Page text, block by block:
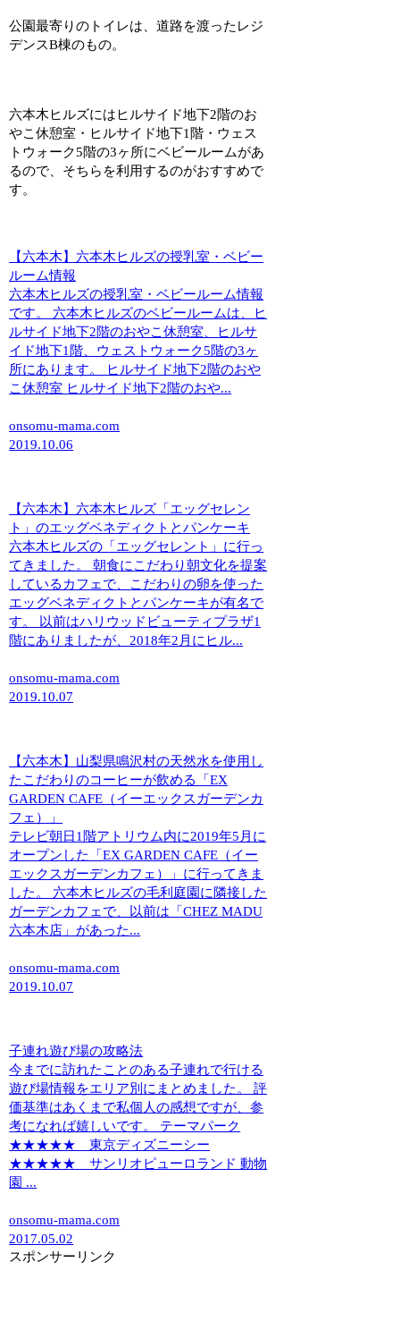
公園最寄りのトイレは、道路を渡ったレジ
デンスB棟のもの。
六本木ヒルズにはヒルサイド地下2階のお
やこ休憩室・ヒルサイド地下1階・ウェス
トウォーク5階の3ヶ所にベビールームがあ
るので、そちらを利用するのがおすすめで
す。
【六本木】六本木ヒルズの授乳室・ベビー
ルーム情報
六本木ヒルズの授乳室・ベビールーム情報
です。 六本木ヒルズのベビールームは、ヒ
ルサイド地下2階のおやこ休憩室、ヒルサ
イド地下1階、ウェストウォーク5階の3ヶ
所にあります。 ヒルサイド地下2階のおや
こ休憩室 ヒルサイド地下2階のおや...
onsomu-mama.com
2019.10.06
【六本木】六本木ヒルズ「エッグセレン
ト」のエッグベネディクトとパンケーキ
六本木ヒルズの「エッグセレント」に行っ
てきました。 朝食にこだわり朝文化を提案
しているカフェで、こだわりの卵を使った
エッグベネディクトとパンケーキが有名で
す。 以前はハリウッドビューティプラザ1
階にありましたが、2018年2月にヒル...
onsomu-mama.com
2019.10.07
【六本木】山梨県鳴沢村の天然水を使用し
たこだわりのコーヒーが飲める「EX
GARDEN CAFE（イーエックスガーデンカ
フェ）」
テレビ朝日1階アトリウム内に2019年5月に
オープンした「EX GARDEN CAFE（イー
エックスガーデンカフェ）」に行ってきま
した。 六本木ヒルズの毛利庭園に隣接した
ガーデンカフェで、以前は「CHEZ MADU
六本木店」があった...
onsomu-mama.com
2019.10.07
子連れ遊び場の攻略法
今までに訪れたことのある子連れで行ける
遊び場情報をエリア別にまとめました。 評
価基準はあくまで私個人の感想ですが、参
考になれば嬉しいです。 テーマパーク
★★★★★ 東京ディズニーシー
★★★★★ サンリオピューロランド 動物
園 ...
onsomu-mama.com
2017.05.02
スポンサーリンク